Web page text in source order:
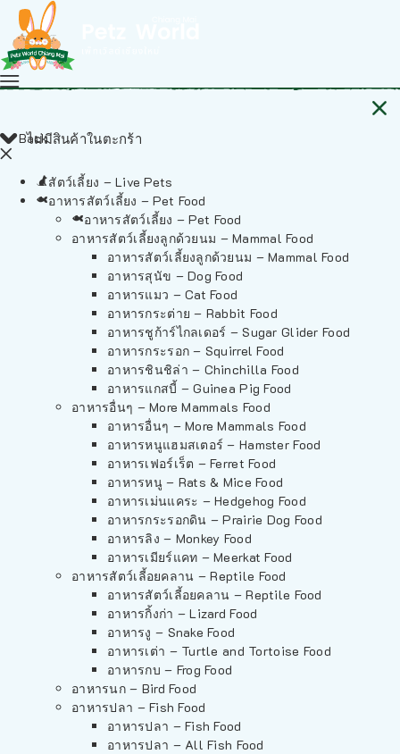
ไม่มีสินค้าในตะกร้า
Back
สัตว์เลี้ยง – Live Pets
อาหารสัตว์เลี้ยง – Pet Food
อาหารสัตว์เลี้ยง – Pet Food
อาหารสัตว์เลี้ยงลูกด้วยนม – Mammal Food
อาหารสัตว์เลี้ยงลูกด้วยนม – Mammal Food
อาหารสุนัข – Dog Food
อาหารแมว – Cat Food
อาหารกระต่าย – Rabbit Food
อาหารชูก้าร์ไกลเดอร์ – Sugar Glider Food
อาหารกระรอก – Squirrel Food
อาหารชินชิล่า – Chinchilla Food
อาหารแกสบี้ – Guinea Pig Food
อาหารอื่นๆ – More Mammals Food
อาหารอื่นๆ – More Mammals Food
อาหารหนูแฮมสเตอร์ – Hamster Food
อาหารเฟอร์เร็ต – Ferret Food
อาหารหนู – Rats & Mice Food
อาหารเม่นแคระ – Hedgehog Food
อาหารกระรอกดิน – Prairie Dog Food
อาหารลิง – Monkey Food
อาหารเมียร์แคท – Meerkat Food
อาหารสัตว์เลี้อยคลาน – Reptile Food
อาหารสัตว์เลี้อยคลาน – Reptile Food
อาหารกิ้งก่า – Lizard Food
อาหารงู – Snake Food
อาหารเต่า – Turtle and Tortoise Food
อาหารกบ – Frog Food
อาหารนก – Bird Food
อาหารปลา – Fish Food
อาหารปลา – Fish Food
อาหารปลา – All Fish Food